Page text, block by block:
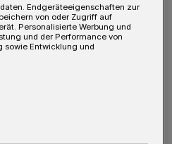
Jede und jeder,
betraut
sowie junge
Endgeräteeigenschaften zur
von oder Zugriff auf
Personalisierte Werbung und
und der Performance von
sowie Entwicklung und